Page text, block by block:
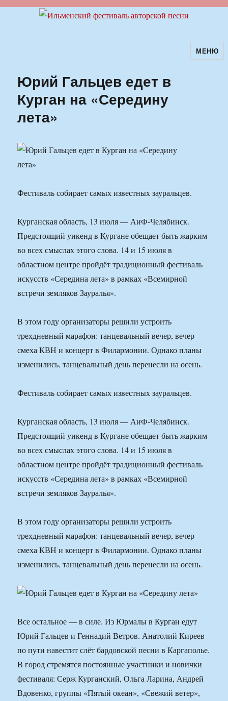
Ильменский фестиваль авторскойМЕНЮ
Юрий Гальцев едет в
Курган на «Середину
лета»
Фестиваль собирает самых известных зауральцев.
Курганская область, 13 июля — АиФ-Челябинск.
Предстоящий уикенд в Кургане обещает быть жарким
во всех смыслах этого слова. 14 и 15 июля в
областном центре пройдёт традиционный фестиваль
искусств «Середина лета» в рамках «Всемирной
встречи земляков Зауралья».
В этом году организаторы решили устроить
трехдневный марафон: танцевальный вечер, вечер
смеха КВН и концерт в Филармонии. Однако планы
изменились, танцевальный день перенесли на осень.
Фестиваль собирает самых известных зауральцев.
Курганская область, 13 июля — АиФ-Челябинск.
Предстоящий уикенд в Кургане обещает быть жарким
во всех смыслах этого слова. 14 и 15 июля в
областном центре пройдёт традиционный фестиваль
искусств «Середина лета» в рамках «Всемирной
встречи земляков Зауралья».
В этом году организаторы решили устроить
трехдневный марафон: танцевальный вечер, вечер
смеха КВН и концерт в Филармонии. Однако планы
изменились, танцевальный день перенесли на осень.
Все остальное — в силе. Из Юрмалы в Курган едут
Юрий Гальцев и Геннадий Ветров. Анатолий Киреев
по пути навестит слёт бардовской песни в Каргаполье.
В город стремятся постоянные участники и новички
фестиваля: Серж Курганский, Ольга Ларина, Андрей
Вдовенко, группы «Пятый океан», «Свежий ветер»,